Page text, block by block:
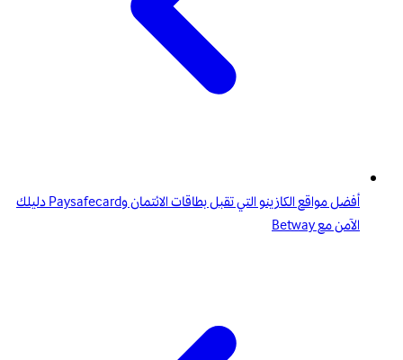
أفضل مواقع الكازينو التي تقبل بطاقات الائتمان وPaysafecard دليلك
الآمن مع Betway